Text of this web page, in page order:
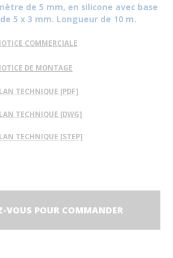
de 5 mm, en silicone avec base
5 x 3 mm. Longueur de 10 m.
COMMERCIALE
DE MONTAGE
TECHNIQUE [PDF]
TECHNIQUE [DWG]
TECHNIQUE [STEP]
VOUS POUR COMMANDER